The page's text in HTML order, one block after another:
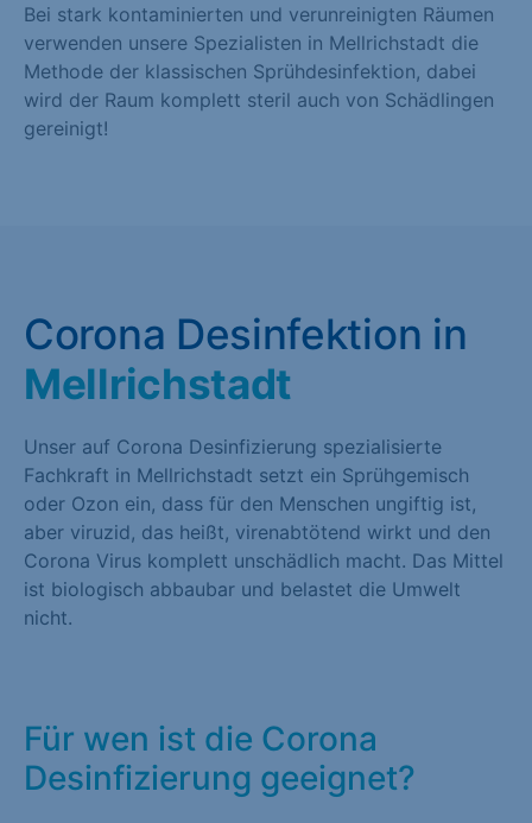
Bei stark kontaminierten und verunreinigten Räumen
verwenden unsere Spezialisten in Mellrichstadt die
Methode der klassischen Sprühdesinfektion, dabei
wird der Raum komplett steril auch von Schädlingen
gereinigt!
Corona Desinfektion in
Mellrichstadt
Unser auf Corona Desinfizierung spezialisierte
Fachkraft in Mellrichstadt setzt ein Sprühgemisch
oder Ozon ein, dass für den Menschen ungiftig ist,
aber viruzid, das heißt, virenabtötend wirkt und den
Corona Virus komplett unschädlich macht. Das Mittel
ist biologisch abbaubar und belastet die Umwelt
nicht.
Für wen ist die Corona
Desinfizierung geeignet?